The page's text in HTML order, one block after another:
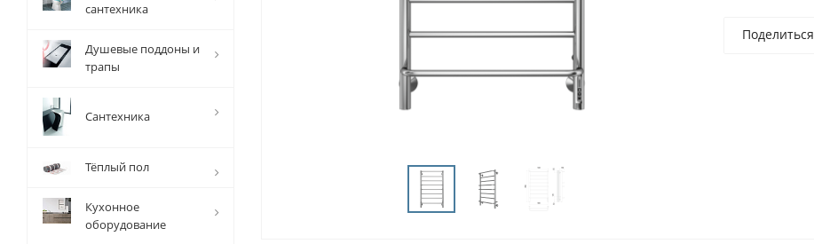
Поделиться
сантехника
Душевые поддоны и
трапы
Сантехника
Тёплый пол
Кухонное
оборудование